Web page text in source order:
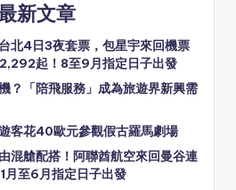
新文章
北4日3夜套票，包星宇來回機票
起！8至9月指定日子出發
？「陪飛服務」成為旅遊界新興需
客花40歐元參觀假古羅馬劇場
混艙配搭！阿聯酋航空來回曼谷連
至6月指定日子出發